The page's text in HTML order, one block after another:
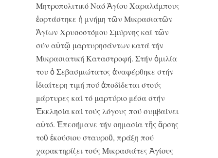
Μητροπολιτικό Ναό Ἁγίου Χαραλάμπους
ἑορτάστηκε ἡ μνήμη τῶν Μικρασιατῶν
Ἁγίων Χρυσοστόμου Σμύρνης καί τῶν
σύν αὐτῷ μαρτυρησάντων κατά τήν
Μικρασιατική Καταστροφή. Στήν ὁμιλία
του ὁ Σεβασμιώτατος ἀναφέρθηκε στήν
ἰδιαίτερη τιμή πού ἀποδίδεται στούς
μάρτυρες καί τό μαρτύριο μέσα στήν
Ἐκκλησία καί τούς λόγους πού συμβαίνει
αὐτό. Ἐπεσήμανε τήν σημασία τῆς ἄρσης
τοῦ ἑκούσιου σταυροῦ, πράξη πού
χαρακτηρίζει τούς Μικρασιάτες Ἁγίους